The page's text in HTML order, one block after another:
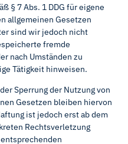
§ 7 Abs. 1 DDG für eigene
allgemeinen Gesetzen
sind wir jedoch nicht
fremde
nach Umständen zu
Tätigkeit hinweisen.
Sperrung der Nutzung von
Gesetzen bleiben hiervon
ist jedoch erst ab dem
Rechtsverletzung